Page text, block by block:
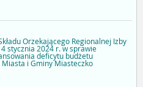
Orzekającego Regionalnej Izby
stycznia 2024 r. w sprawie
deficytu budżetu
i Gminy Miasteczko